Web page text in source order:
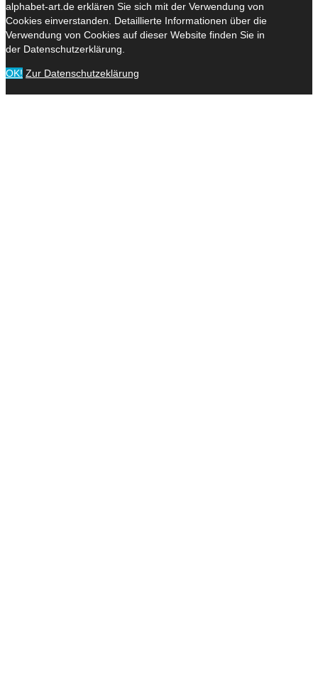
alphabet-art.de erklären Sie sich mit der Verwendung von
Cookies einverstanden. Detaillierte Informationen über die
Verwendung von Cookies auf dieser Website finden Sie in
der Datenschutzerklärung.
OK! Zur Datenschutzeklärung